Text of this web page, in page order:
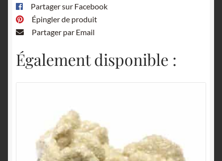
Partager sur Facebook
Épingler de produit
Partager par Email
Également disponible :